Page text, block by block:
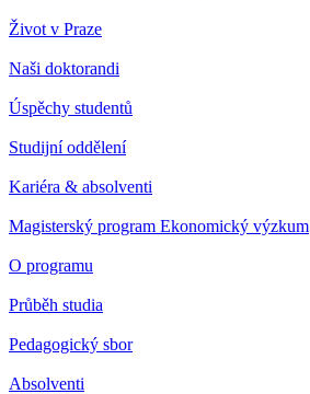
Život v Praze
Naši doktorandi
Úspěchy studentů
Studijní oddělení
Kariéra & absolventi
Magisterský program Ekonomický výzkum
O programu
Průběh studia
Pedagogický sbor
Absolventi